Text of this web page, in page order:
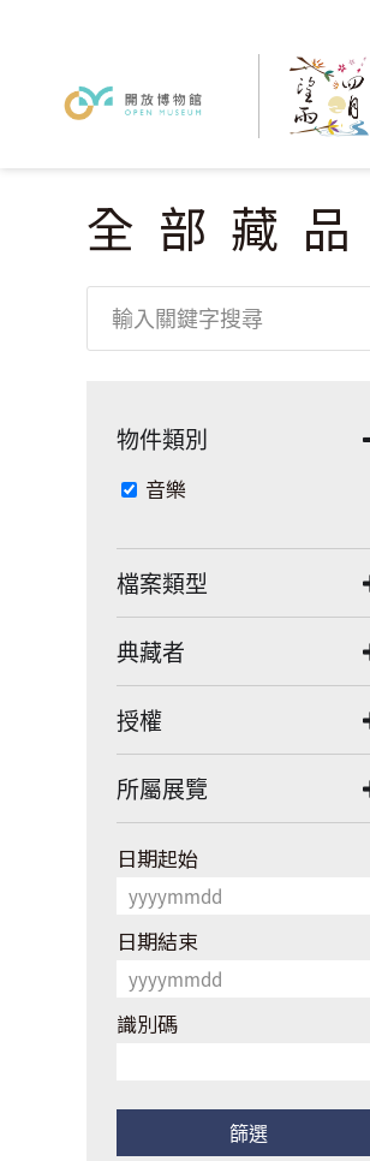
您在這裡
全部藏品
物件類別
Remove 音樂 filter
音樂
檔案類型
典藏者
授權
所屬展覽
日期起始
日期結束
識別碼